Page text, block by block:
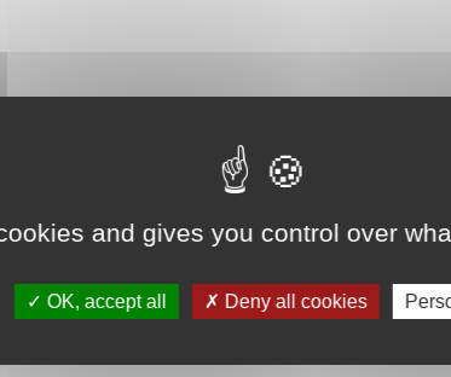
and gives you control over
OK, accept all Deny all cookies